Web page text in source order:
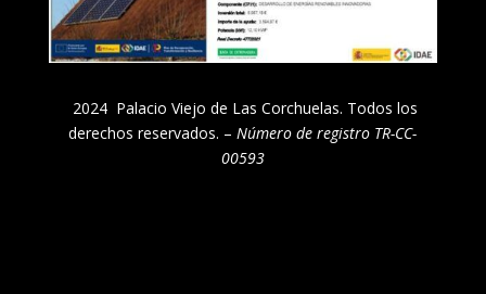
2024 Palacio Viejo de Las Corchuelas. Todos los
derechos reservados. –Número de registro TR-CC-
00593